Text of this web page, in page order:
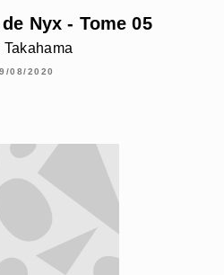
Nyx - Tome 05
Takahama
08/2020